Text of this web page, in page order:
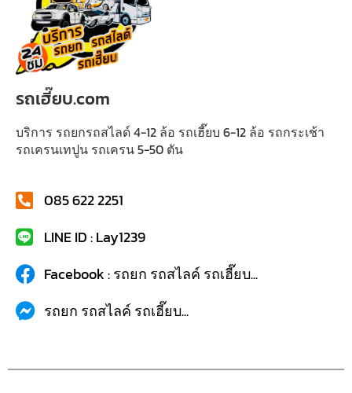
รถเฮี๊ยบ.com
บริการ รถยกรถสไลด์ 4-12 ล้อ รถเฮี๊ยบ 6-12 ล้อ รถกระเช้า
รถเครนเทปูน รถเครน 5-50 ตัน
085 622 2251
LINE ID : Lay1239
Facebook : รถยก รถสไลค์ รถเฮี๊ยบ...
รถยก รถสไลค์ รถเฮี๊ยบ...